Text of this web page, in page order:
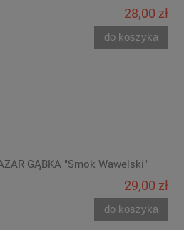
28,00 zł
do koszyka
GĄBKA "Smok Wawelski"
29,00 zł
do koszyka